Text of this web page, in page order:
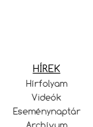
HÍREK
Hírfolyam
Videók
Eseménynaptár